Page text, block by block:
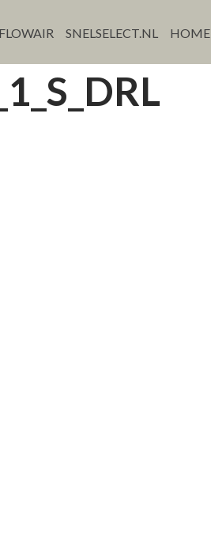
FLOWAIR SNELSELECT.NL HOME